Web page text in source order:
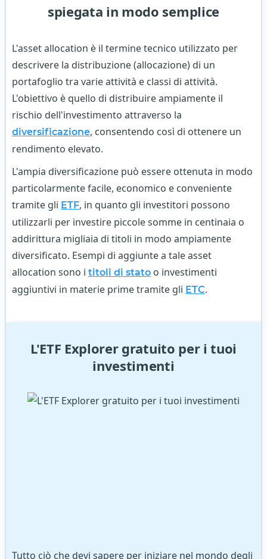
spiegata in modo semplice
L'asset allocation è il termine tecnico utilizzato per
descrivere la distribuzione (allocazione) di un
portafoglio tra varie attività e classi di attività.
L'obiettivo è quello di distribuire ampiamente il
rischio dell'investimento attraverso la
diversificazione, consentendo così di ottenere un
rendimento elevato.
L'ampia diversificazione può essere ottenuta in modo
particolarmente facile, economico e conveniente
tramite gli ETF, in quanto gli investitori possono
utilizzarli per investire piccole somme in centinaia o
addirittura migliaia di titoli in modo ampiamente
diversificato. Esempi di aggiunte a tale asset
allocation sono i titoli di stato o investimenti
aggiuntivi in materie prime tramite gli ETC.
L'ETF Explorer gratuito per i tuoi
investimenti
Tutto ciò che devi sapere per iniziare nel mondo degli